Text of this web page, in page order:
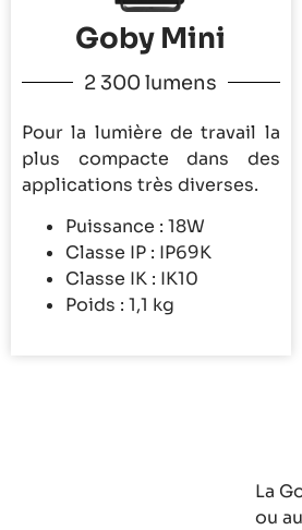
Goby Mini
2 300 lumens
Pour la lumière de travail la
plus compacte dans des
applications très diverses.
Puissance : 18W
Classe IP : IP69K
Classe IK : IK10
Poids : 1,1 kg
La
ou